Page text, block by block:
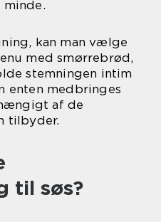
kan man vælge
med smørrebrød,
stemningen intim
enten medbringes
af de
tilbyder.
til søs?